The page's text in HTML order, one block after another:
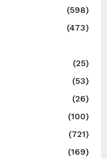
(598)
(473)
(25)
(53)
(26)
(100)
(721)
(169)